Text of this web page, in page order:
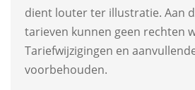
dient louter ter illustratie. Aan
tarieven kunnen geen rechten
Tarief­wijzigingen en
voorbehouden.